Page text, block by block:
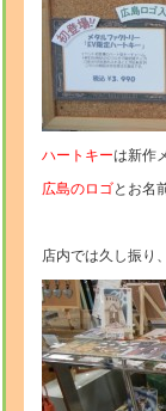
ハートキーは新作
広島のロゴとお名
店内では久し振り